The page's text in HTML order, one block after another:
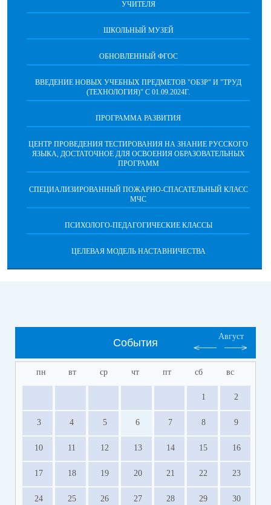
УЧИТЕЛЯ
ШКОЛЬНЫЙ МУЗЕЙ
ОБНОВЛЕННЫЙ ФГОС
ВВЕДЕНИЕ НОВЫХ УЧЕБНЫХ ПРЕДМЕТОВ "ОБЗР" И "ТРУД
(ТЕХНОЛОГИЯ)" C 01.09.2024Г.
ПРОГРАММА РАЗВИТИЯ
ЦЕНТР ПРОВЕДЕНИЯ ТЕСТИРОВАНИЯ НА ЗНАНИЕ РУССКОГО
ЯЗЫКА, ДОСТАТОЧНОЕ ДЛЯ ОСВОЕНИЯ ОБРАЗОВАТЕЛЬНЫХ
ПРОГРАММ
СПЕЦИАЛИЗИРОВАННЫЙ ПОЖАРНО-СПАСАТЕЛЬНЫЙ КЛАСС
МЧС
ПСИХОЛОГО-ПЕДАГОГИЧЕСКИЕ КЛАССЫ
ЦЕЛЕВАЯ МОДЕЛЬ НАСТАВНИЧЕСТВА
События
Август
пн вт ср чт пт сб вс
1 2
3 4 5 6 7 8 9
10 11 12 13 14 15 16
17 18 19 20 21 22 23
24 25 26 27 28 29 30